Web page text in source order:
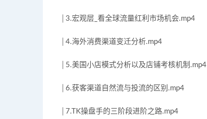
│3.宏观层_看全球流量红利市场机会.mp4
│4.海外消费渠道变迁分析.mp4
│5.美国小店模式分析以及店铺考核机制.mp4
│6.获客渠道自然流与投流的区别.mp4
│7.TK操盘手的三阶段进阶之路.mp4